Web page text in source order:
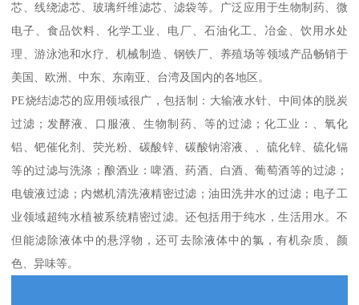
芯、线绕滤芯、玻璃纤维滤芯、滤袋等。广泛应用于生物制药、微
电子、食品饮料、化学工业、电厂、石油化工、冶金、饮用水处
理、游泳池和水疗、机械制造、钢铁厂、养殖场等领域产品畅销于
美国、欧洲、中东、东南亚、台湾及国内的各地区。
PE烧结滤芯的应用领域很广，包括制：大输液水针、中间体的脱炭
过滤；发酵液、口服液、生物制药、等的过滤；化工业：、氧化
铝、钯催化剂、荧光粉、碳酸锌、碳酸钠溶液、、硫化锌、硫化镉
等的过滤与洗涤；酿酒业：啤酒、药酒、白酒、葡萄酒等的过滤；
电镀液过滤；内燃机清洗液精密过滤；油田洗井水的过滤；电子工
业领域超纯水植被系统精密过滤。还包括用于纯水，生活用水。不
但能滤除液体中的悬浮物，还可去除液体中的氯，有机杂质、颜
色、异味等。